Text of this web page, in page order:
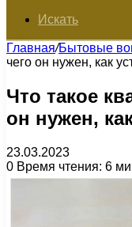
Искать
Главная/Бытовые
чего он нужен, как
Что такое
он нужен,
23.03.2023
0 Время чтения: 6